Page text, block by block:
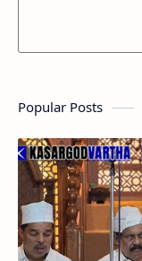
Popular Posts